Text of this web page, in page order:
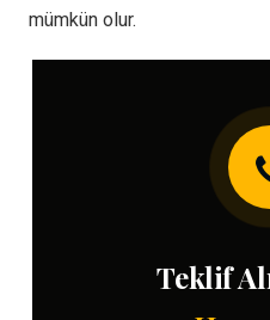
mümkün olur.
Teklif